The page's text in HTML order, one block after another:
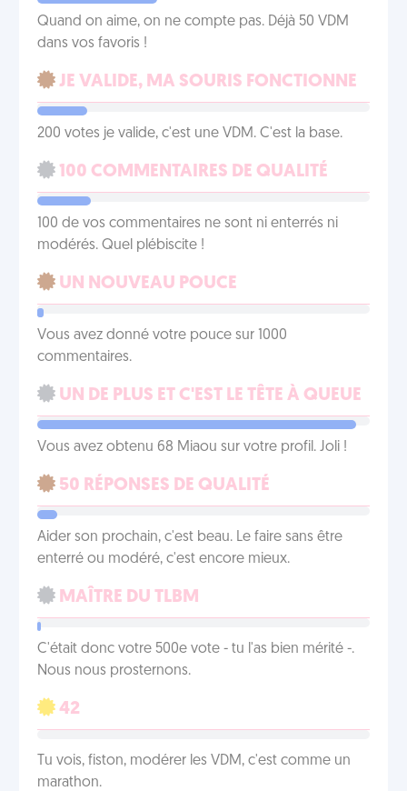
Quand on aime, on ne compte pas. Déjà 50 VDM
dans vos favoris !
JE VALIDE, MA SOURIS FONCTIONNE
200 votes je valide, c'est une VDM. C'est la base.
100 COMMENTAIRES DE QUALITÉ
100 de vos commentaires ne sont ni enterrés ni
modérés. Quel plébiscite !
UN NOUVEAU POUCE
Vous avez donné votre pouce sur 1000
commentaires.
UN DE PLUS ET C'EST LE TÊTE À QUEUE
Vous avez obtenu 68 Miaou sur votre profil. Joli !
50 RÉPONSES DE QUALITÉ
Aider son prochain, c'est beau. Le faire sans être
enterré ou modéré, c'est encore mieux.
MAÎTRE DU TLBM
C'était donc votre 500e vote - tu l'as bien mérité -.
Nous nous prosternons.
42
Tu vois, fiston, modérer les VDM, c'est comme un
marathon.